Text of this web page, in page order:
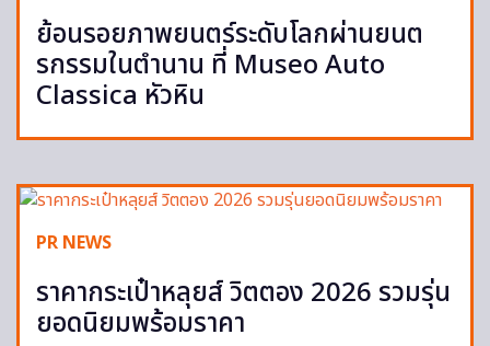
ย้อนรอยภาพยนตร์ระดับโลกผ่านยนต
รกรรมในตำนาน ที่ Museo Auto
Classica หัวหิน
PR NEWS
ราคากระเป๋าหลุยส์ วิตตอง 2026 รวมรุ่น
ยอดนิยมพร้อมราคา